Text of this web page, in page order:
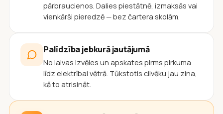
pārbraucienos. Dalies piestātnē, izmaksās vai
vienkārši pieredzē — bez čartera skolām.
Palīdzība jebkurā jautājumā
No laivas izvēles un apskates pirms pirkuma
līdz elektrībai vētrā. Tūkstotis cilvēku jau zina,
kā to atrisināt.